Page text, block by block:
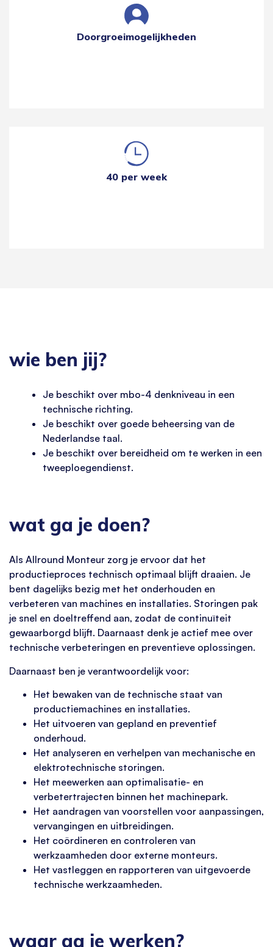
Doorgroeimogelijkheden
40 per week
wie ben jij?
Je beschikt over mbo-4 denkniveau in een
technische richting.
Je beschikt over goede beheersing van de
Nederlandse taal.
Je beschikt over bereidheid om te werken in een
tweeploegendienst.
wat ga je doen?
Als Allround Monteur zorg je ervoor dat het
productieproces technisch optimaal blijft draaien. Je
bent dagelijks bezig met het onderhouden en
verbeteren van machines en installaties. Storingen pak
je snel en doeltreffend aan, zodat de continuïteit
gewaarborgd blijft. Daarnaast denk je actief mee over
technische verbeteringen en preventieve oplossingen.
Daarnaast ben je verantwoordelijk voor:
Het bewaken van de technische staat van
productiemachines en installaties.
Het uitvoeren van gepland en preventief
onderhoud.
Het analyseren en verhelpen van mechanische en
elektrotechnische storingen.
Het meewerken aan optimalisatie- en
verbetertrajecten binnen het machinepark.
Het aandragen van voorstellen voor aanpassingen,
vervangingen en uitbreidingen.
Het coördineren en controleren van
werkzaamheden door externe monteurs.
Het vastleggen en rapporteren van uitgevoerde
technische werkzaamheden.
waar ga je werken?